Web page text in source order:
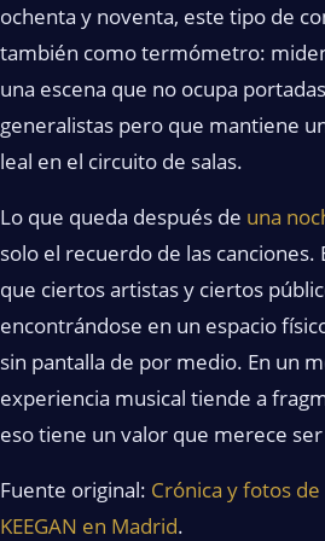
ochenta y noventa, este tipo de
también como termómetro:
una escena que no ocupa
generalistas pero que mantiene
leal en el circuito de salas.
Lo que queda después de una
solo el recuerdo de las canciones.
que ciertos artistas y ciertos
encontrándose en un espacio
sin pantalla de por medio. En un
experiencia musical tiende a
eso tiene un valor que merece
Fuente original: Crónica y fotos de
KEEGAN en Madrid.